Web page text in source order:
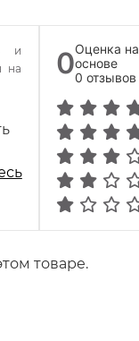
и
на
0Оценка на
основе
0 отзывов
товаре.